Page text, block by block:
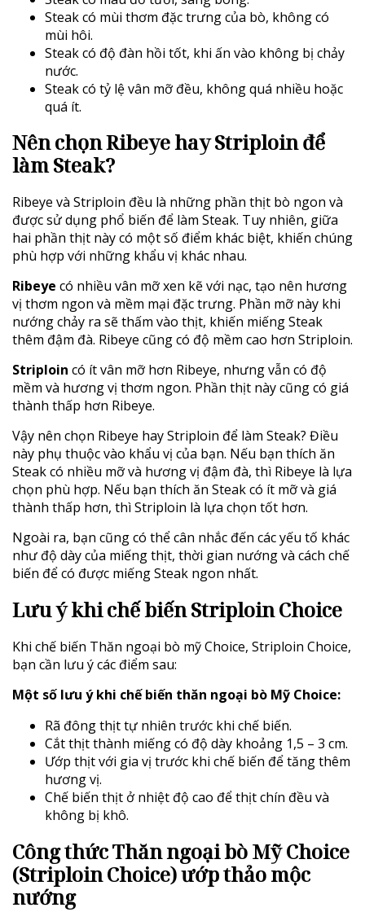
Steak có mùi thơm đặc trưng của bò, không có
mùi hôi.
Steak có độ đàn hồi tốt, khi ấn vào không bị chảy
nước.
Steak có tỷ lệ vân mỡ đều, không quá nhiều hoặc
quá ít.
Nên chọn Ribeye hay Striploin để
làm Steak?
Ribeye và Striploin đều là những phần thịt bò ngon và
được sử dụng phổ biến để làm Steak. Tuy nhiên, giữa
hai phần thịt này có một số điểm khác biệt, khiến chúng
phù hợp với những khẩu vị khác nhau.
Ribeye có nhiều vân mỡ xen kẽ với nạc, tạo nên hương
vị thơm ngon và mềm mại đặc trưng. Phần mỡ này khi
nướng chảy ra sẽ thấm vào thịt, khiến miếng Steak
thêm đậm đà. Ribeye cũng có độ mềm cao hơn Striploin.
Striploin có ít vân mỡ hơn Ribeye, nhưng vẫn có độ
mềm và hương vị thơm ngon. Phần thịt này cũng có giá
thành thấp hơn Ribeye.
Vậy nên chọn Ribeye hay Striploin để làm Steak? Điều
này phụ thuộc vào khẩu vị của bạn. Nếu bạn thích ăn
Steak có nhiều mỡ và hương vị đậm đà, thì Ribeye là lựa
chọn phù hợp. Nếu bạn thích ăn Steak có ít mỡ và giá
thành thấp hơn, thì Striploin là lựa chọn tốt hơn.
Ngoài ra, bạn cũng có thể cân nhắc đến các yếu tố khác
như độ dày của miếng thịt, thời gian nướng và cách chế
biến để có được miếng Steak ngon nhất.
Lưu ý khi chế biến Striploin Choice
Khi chế biến Thăn ngoại bò mỹ Choice, Striploin Choice,
bạn cần lưu ý các điểm sau:
Một số lưu ý khi chế biến thăn ngoại bò Mỹ Choice:
Rã đông thịt tự nhiên trước khi chế biến.
Cắt thịt thành miếng có độ dày khoảng 1,5 – 3 cm.
Ướp thịt với gia vị trước khi chế biến để tăng thêm
hương vị.
Chế biến thịt ở nhiệt độ cao để thịt chín đều và
không bị khô.
Công thức Thăn ngoại bò Mỹ Choice
(Striploin Choice) ướp thảo mộc
nướng